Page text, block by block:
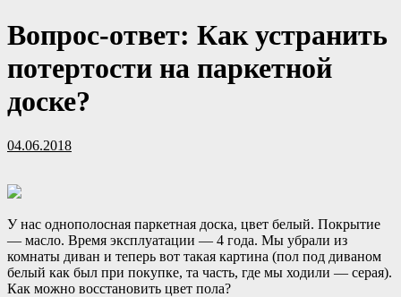
Вопрос-ответ: Как устранить
потертости на паркетной
доске?
04.06.2018
У нас однополосная паркетная доска, цвет белый. Покрытие
— масло. Время эксплуатации — 4 года. Мы убрали из
комнаты диван и теперь вот такая картина (пол под диваном
белый как был при покупке, та часть, где мы ходили — серая).
Как можно восстановить цвет пола?